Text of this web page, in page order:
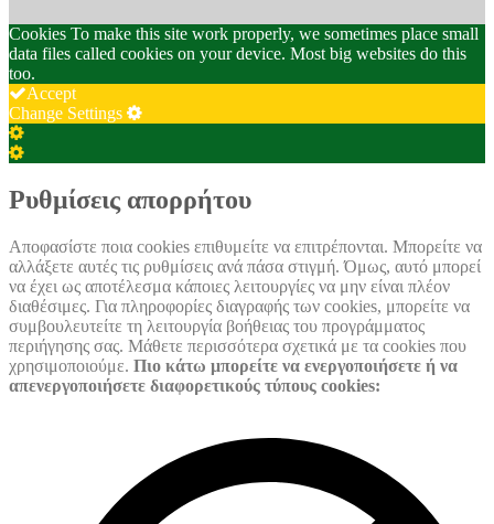
Cookies To make this site work properly, we sometimes place small
data files called cookies on your device. Most big websites do this
too.
Accept
Change Settings
Cookie
Box
Cookie
Settings
Ρυθμίσεις απορρήτου
Αποφασίστε ποια cookies επιθυμείτε να επιτρέπονται. Μπορείτε να
αλλάξετε αυτές τις ρυθμίσεις ανά πάσα στιγμή. Όμως, αυτό μπορεί
να έχει ως αποτέλεσμα κάποιες λειτουργίες να μην είναι πλέον
διαθέσιμες. Για πληροφορίες διαγραφής των cookies, μπορείτε να
συμβουλευτείτε τη λειτουργία βοήθειας του προγράμματος
περιήγησης σας. Μάθετε περισσότερα σχετικά με τα cookies που
χρησιμοποιούμε. Πιο κάτω μπορείτε να ενεργοποιήσετε ή να
απενεργοποιήσετε διαφορετικούς τύπους cookies: